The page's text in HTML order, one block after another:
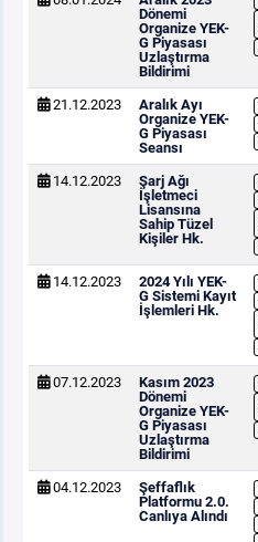
Dönemi
Organize YEK-
G Piyasası
Uzlaştırma
Bildirimi
21.12.2023
Aralık Ayı
Organize YEK-
G Piyasası
Seansı
14.12.2023
Şarj Ağı
İşletmeci
Lisansına
Sahip Tüzel
Kişiler Hk.
14.12.2023
2024 Yılı YEK-
G Sistemi Kayıt
İşlemleri Hk.
07.12.2023
Kasım 2023
Dönemi
Organize YEK-
G Piyasası
Uzlaştırma
Bildirimi
04.12.2023
Şeffaflık
Platformu 2.0.
Canlıya Alındı